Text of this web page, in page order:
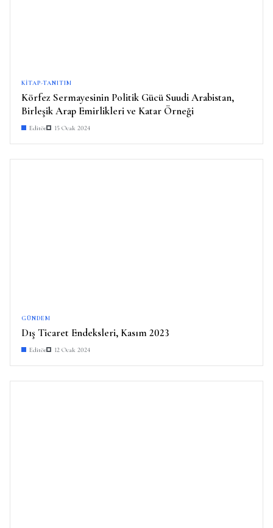
KITAP-TANITIM
Körfez Sermayesinin Politik Gücü Suudi Arabistan,
Birleşik Arap Emirlikleri ve Katar Örneği
Editör 15 Ocak 2024
GÜNDEM
Dış Ticaret Endeksleri, Kasım 2023
Editör 12 Ocak 2024